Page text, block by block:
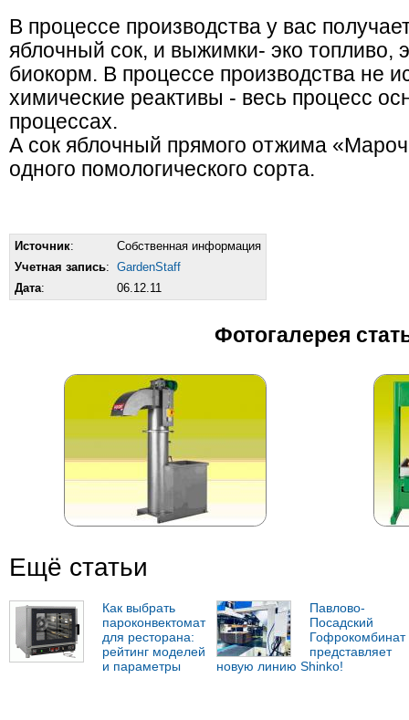
В процессе производства у вас
яблочный сок, и выжимки- эко топливо,
биокорм. В процессе производства не
химические реактивы - весь процесс
процессах.
А сок яблочный прямого отжима
одного помологического сорта.
Источник:
Собственная информация
Учетная запись: GardenStaff
Дата: 06.12.11
Фотогалерея
Ещё статьи
Как выбрать
пароконвектомат
для ресторана:
рейтинг моделей
и параметры
Павлово-
Посадский
Гофрокомбинат
представляет
новую линию Shinko!